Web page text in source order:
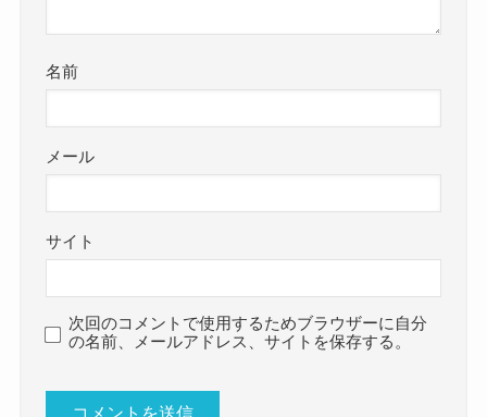
名前
メール
サイト
次回のコメントで使用するためブラウザーに自分
の名前、メールアドレス、サイトを保存する。